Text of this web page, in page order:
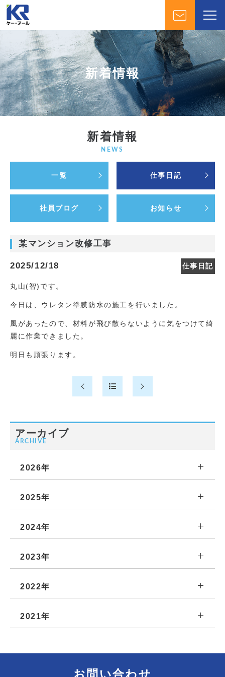
新着情報
新着情報
NEWS
一覧 仕事日記
社員ブログ お知らせ
某マンション改修工事
2025/12/18 仕事日記
丸山(智)です。
今日は、ウレタン塗膜防水の施工を行いました。
風があったので、材料が飛び散らないように気をつけて綺
麗に作業できました。
明日も頑張ります。
アーカイブ
ARCHIVE
2026年
2025年
2024年
2023年
2022年
2021年
お問い合わせ